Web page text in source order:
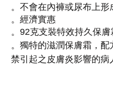
。 不會在內褲或尿布上形
。 經濟實惠
。 92克支裝特效持久保膚
。 獨特的滋潤保膚霜，
禁引起之皮膚炎影響的病